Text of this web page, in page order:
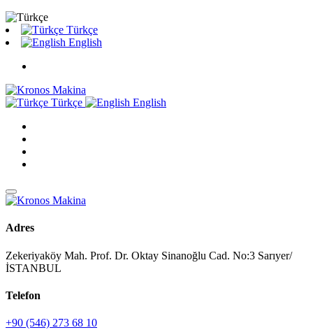
Türkçe
English
Türkçe English
Adres
Zekeriyaköy Mah. Prof. Dr. Oktay Sinanoğlu Cad. No:3 Sarıyer/
İSTANBUL
Telefon
+90 (546) 273 68 10